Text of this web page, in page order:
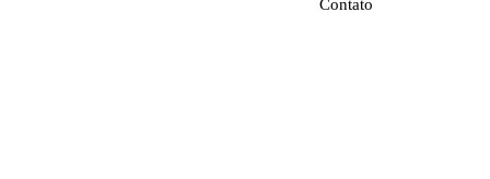
Contato